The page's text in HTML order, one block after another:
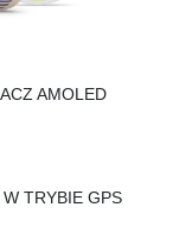
AMOLED
TRYBIE GPS